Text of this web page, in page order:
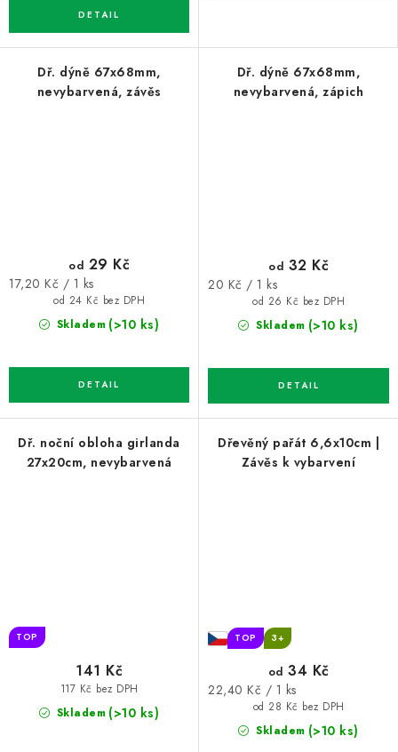
Dř. dýně 67x68mm,
nevybarvená, závěs
Skladem (>10 ks)
od 24 Kč bez DPH
od 29 Kč
Měrná
17,20 Kč / 1 ks
Dř. dýně 67x68mm,
nevybarvená, zápich
Skladem (>10 ks)
od 26 Kč bez DPH
od 32 Kč
Měrná
20 Kč / 1 ks
Dř. noční obloha girlanda
27x20cm, nevybarvená
TOP
Skladem (>10 ks)
117 Kč bez DPH
141 Kč
Dřevěný pařát 6,6x10cm |
Závěs k vybarvení
TOP 3+
Skladem (>10 ks)
od 28 Kč bez DPH
od 34 Kč
Měrná
22,40 Kč / 1 ks